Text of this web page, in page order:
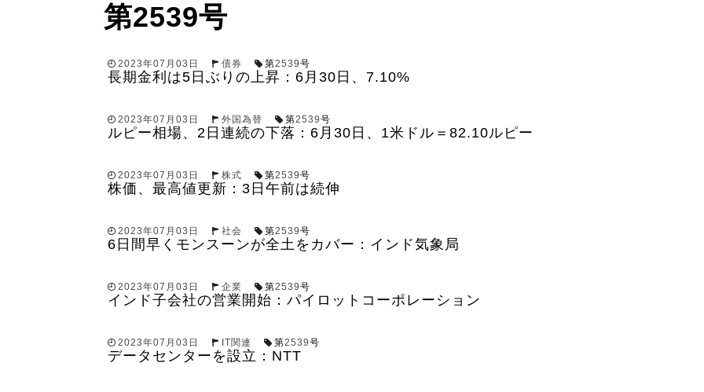
第2539号
2023年07月03日 債券 第2539号
長期金利は5日ぶりの上昇：6月30日、7.10%
2023年07月03日 外国為替 第2539号
ルピー相場、2日連続の下落：6月30日、1米ドル＝82.10ルピー
2023年07月03日 株式 第2539号
株価、最高値更新：3日午前は続伸
2023年07月03日 社会 第2539号
6日間早くモンスーンが全土をカバー：インド気象局
2023年07月03日 企業 第2539号
インド子会社の営業開始：パイロットコーポレーション
2023年07月03日 IT関連 第2539号
データセンターを設立：NTT